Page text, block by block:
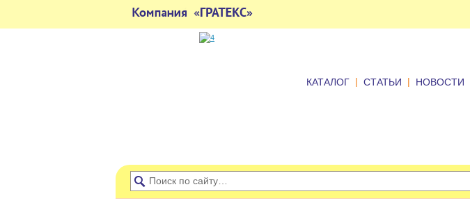
КАТАЛОГ | СТАТЬИ | НОВОСТИ